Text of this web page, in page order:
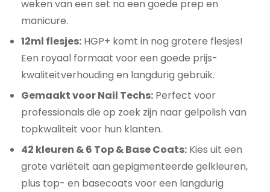
weken van een set na een goede prep en
manicure.
12ml flesjes: HGP+ komt in nog grotere flesjes!
Een royaal formaat voor een goede prijs-
kwaliteitverhouding en langdurig gebruik.
Gemaakt voor Nail Techs: Perfect voor
professionals die op zoek zijn naar gelpolish van
topkwaliteit voor hun klanten.
42 kleuren & 6 Top & Base Coats: Kies uit een
grote variëteit aan gepigmenteerde gelkleuren,
plus top- en basecoats voor een langdurig